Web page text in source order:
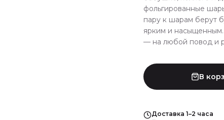
фольгированные
пару к шарам берут
ярким и
— на любой повод и
В
Доставка 1–2 часа